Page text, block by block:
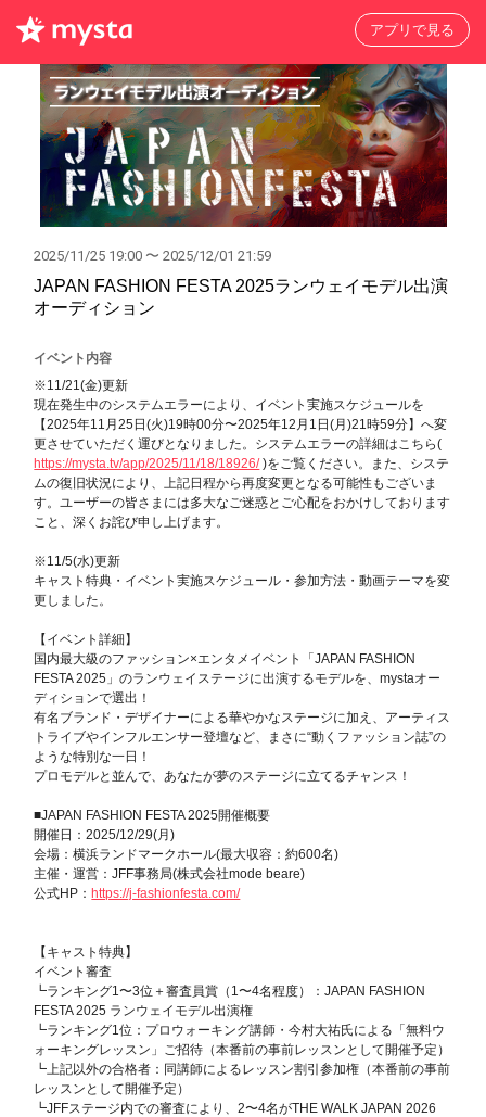
アプリで見る
2025/11/25 19:00 〜 2025/12/01 21:59
JAPAN FASHION FESTA 2025ランウェイモデル出演
オーディション
イベント内容
※11/21(金)更新
現在発生中のシステムエラーにより、イベント実施スケジュールを
【2025年11月25日(火)19時00分〜2025年12月1日(月)21時59分】へ変
更させていただく運びとなりました。システムエラーの詳細はこちら(
https://mysta.tv/app/2025/11/18/18926/)をご覧ください。また、システ
ムの復旧状況により、上記日程から再度変更となる可能性もございま
す。ユーザーの皆さまには多大なご迷惑とご心配をおかけしております
こと、深くお詫び申し上げます。
※11/5(水)更新
キャスト特典・イベント実施スケジュール・参加方法・動画テーマを変
更しました。
【イベント詳細】
国内最大級のファッション×エンタメイベント「JAPAN FASHION
FESTA 2025」のランウェイステージに出演するモデルを、mystaオー
ディションで選出！
有名ブランド・デザイナーによる華やかなステージに加え、アーティス
トライブやインフルエンサー登壇など、まさに“動くファッション誌”の
ような特別な一日！
プロモデルと並んで、あなたが夢のステージに立てるチャンス！
■JAPAN FASHION FESTA 2025開催概要
開催日：2025/12/29(月)
会場：横浜ランドマークホール(最大収容：約600名)
主催・運営：JFF事務局(株式会社mode beare)
公式HP： https://j-fashionfesta.com/
【キャスト特典】
イベント審査
┗ランキング1〜3位＋審査員賞（1〜4名程度）：JAPAN FASHION
FESTA 2025 ランウェイモデル出演権
┗ランキング1位：プロウォーキング講師・今村大祐氏による「無料ウ
ォーキングレッスン」ご招待​​（本番前の事前レッスンとして開催予定）
┗上記以外の合格者：同講師によるレッスン割引参加権（本番前の事前
レッスンとして開催予定）
┗JFFステージ内での審査により、2〜4名がTHE WALK JAPAN 2026